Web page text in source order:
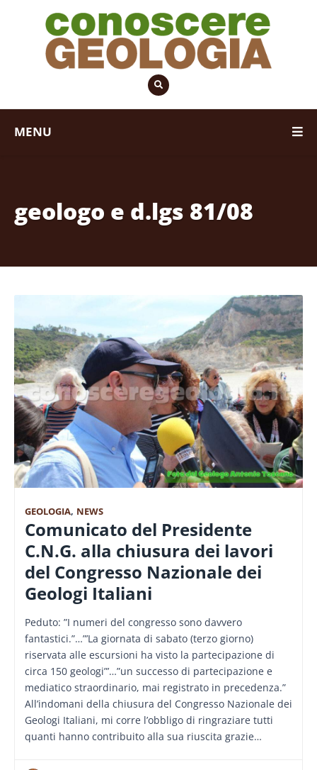
MENU
geologo e d.lgs 81/08
GEOLOGIA, NEWS
Comunicato del Presidente
C.N.G. alla chiusura dei lavori
del Congresso Nazionale dei
Geologi Italiani
Peduto: ”I numeri del congresso sono davvero
fantastici.”…”’La giornata di sabato (terzo giorno)
riservata alle escursioni ha visto la partecipazione di
circa 150 geologi”’…”un successo di partecipazione e
mediatico straordinario, mai registrato in precedenza.”
All’indomani della chiusura del Congresso Nazionale dei
Geologi Italiani, mi corre l’obbligo di ringraziare tutti
quanti hanno contribuito alla sua riuscita grazie…